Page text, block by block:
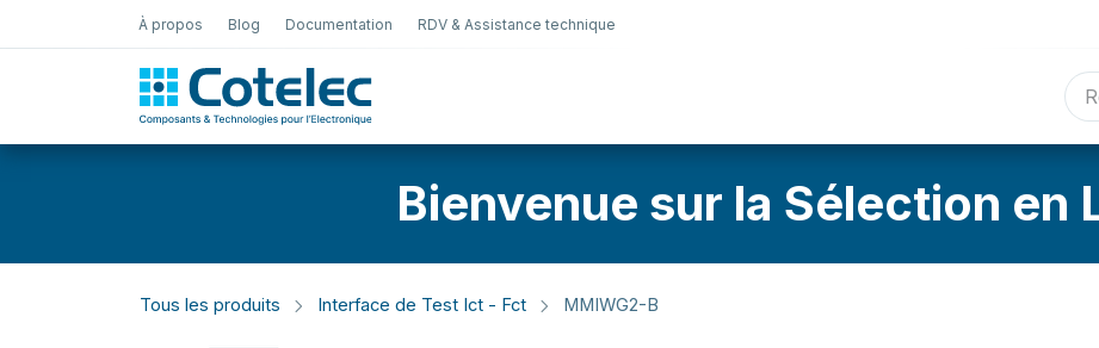
À propos Blog Documentation RDV & Assistance technique
Sélection en ligne
Bienvenue sur la Sélection en
Tous les produits Interface de Test Ict - Fct MMIWG2-B